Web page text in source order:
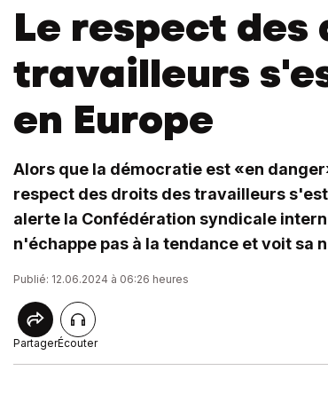
Le respect des
travailleurs
en Europe
Alors que la démocratie est «en
respect des droits des travailleurs
alerte la Confédération syndicale
n'échappe pas à la tendance et voit sa
Publié: 12.06.2024 à 06:26 heures
PartagerÉcouter